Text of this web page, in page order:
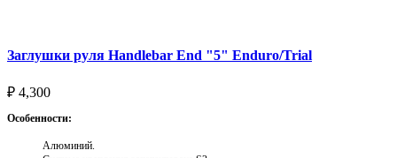
Заглушки руля Handlebar End "5" Enduro/Trial
₽ 4,300
Особенности:
Алюминий.